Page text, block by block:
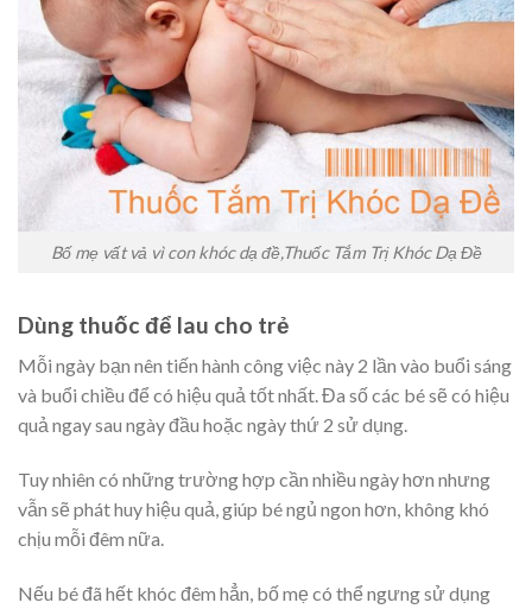
Bố mẹ vất vả vì con khóc dạ đề,Thuốc Tắm Trị Khóc Dạ Đề
Dùng thuốc để lau cho trẻ
Mỗi ngày bạn nên tiến hành công việc này 2 lần vào buổi sáng
và buổi chiều để có hiệu quả tốt nhất. Đa số các bé sẽ có hiệu
quả ngay sau ngày đầu hoặc ngày thứ 2 sử dụng.
Tuy nhiên có những trường hợp cần nhiều ngày hơn nhưng
vẫn sẽ phát huy hiệu quả, giúp bé ngủ ngon hơn, không khó
chịu mỗi đêm nữa.
Nếu bé đã hết khóc đêm hẳn, bố mẹ có thể ngưng sử dụng